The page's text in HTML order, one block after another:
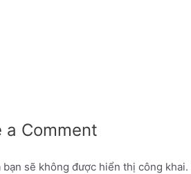
a Comment
bạn sẽ không được hiển thị công khai.